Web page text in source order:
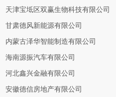
天津宝坻区双赢生物科技有限公司
甘肃德风新能源有限公司
内蒙古泽华智能制造有限公司
海南源振汽车有限公司
河北鑫兴金融有限公司
安徽德信房地产有限公司